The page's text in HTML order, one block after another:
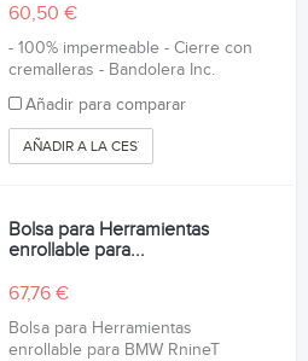
60,50 €
- 100% impermeable - Cierre con
cremalleras - Bandolera Inc.
Añadir para comparar
AÑADIR A LA CESTA
Bolsa para Herramientas
enrollable para...
67,76 €
Bolsa para Herramientas
enrollable para BMW RnineT